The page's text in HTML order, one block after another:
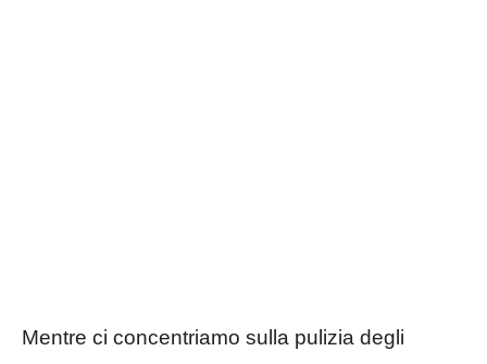
Mentre ci concentriamo sulla pulizia degli